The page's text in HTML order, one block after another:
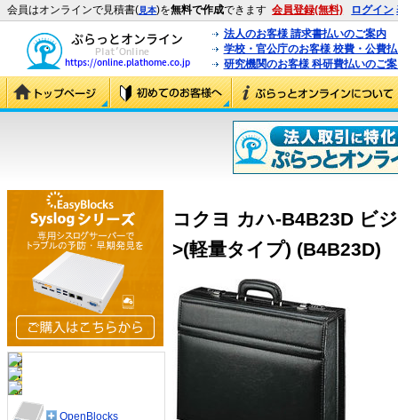
会員はオンラインで見積書(見本)を無料で作成できます 会員登録(無料) ログイン
法人のお客様 請求書払いのご案内
学校・官公庁のお客様 校費・公費
研究機関のお客様 科研費払いのご
コクヨ カハ-B4B23D ビ
>(軽量タイプ) (B4B23D)
OpenBlocks